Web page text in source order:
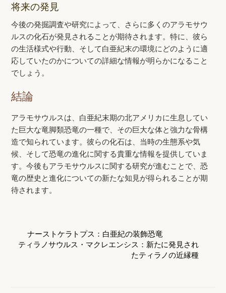
将来の発見
今後の発掘調査や研究によって、さらに多くのアラモサウ
ルスの化石が発見されることが期待されます。特に、彼ら
の生活様式や行動、そして白亜紀末の環境にどのように適
応していたのかについての詳細な情報が明らかになること
でしょう。
結論
アラモサウルスは、白亜紀末期の北アメリカに生息してい
た巨大な竜脚類恐竜の一種で、その巨大な体と強力な骨構
造で知られています。彼らの化石は、当時の生態系や気
候、そして恐竜の進化に関する貴重な情報を提供していま
す。今後もアラモサウルスに関する研究が進むことで、恐
竜の歴史と進化についての新たな知見が得られることが期
待されます。
ナーストケラトプス：白亜紀の装飾恐竜
ティラノサウルス・マクレエンシス：新たに発見され
たティラノの近縁種